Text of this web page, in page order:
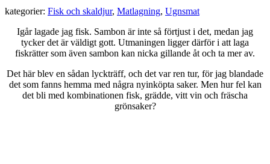
kategorier: Fisk och skaldjur, Matlagning, Ugnsmat
Igår lagade jag fisk. Sambon är inte så förtjust i det, medan jag
tycker det är väldigt gott. Utmaningen ligger därför i att laga
fiskrätter som även sambon kan nicka gillande åt och ta mer av.
Det här blev en sådan lyckträff, och det var ren tur, för jag blandade
det som fanns hemma med några nyinköpta saker. Men hur fel kan
det bli med kombinationen fisk, grädde, vitt vin och fräscha
grönsaker?